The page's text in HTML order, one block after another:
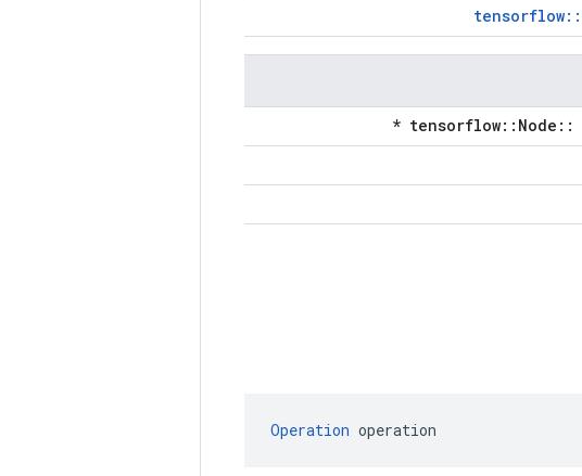
::tensorflow::Node *
Operation operation